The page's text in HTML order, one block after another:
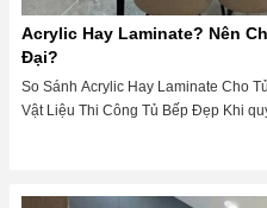
Acrylic Hay Laminate? Nên
Đại?
So Sánh Acrylic Hay Laminate Cho
Vật Liệu Thi Công Tủ Bếp Đẹp Khi